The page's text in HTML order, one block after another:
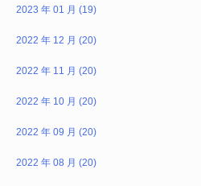
2023 年 01 月 (19)
2022 年 12 月 (20)
2022 年 11 月 (20)
2022 年 10 月 (20)
2022 年 09 月 (20)
2022 年 08 月 (20)